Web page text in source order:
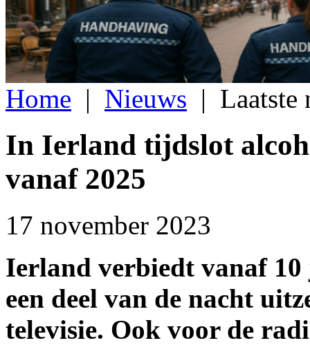
Home | Nieuws | Laatste
In Ierland tijdslot
vanaf 2025
17 november 2023
Ierland verbiedt vanaf
een deel van de nacht
televisie. Ook voor de